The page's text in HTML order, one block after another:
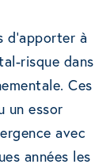
d’apporter à
risque dans
Ces
un essor
avec
années les